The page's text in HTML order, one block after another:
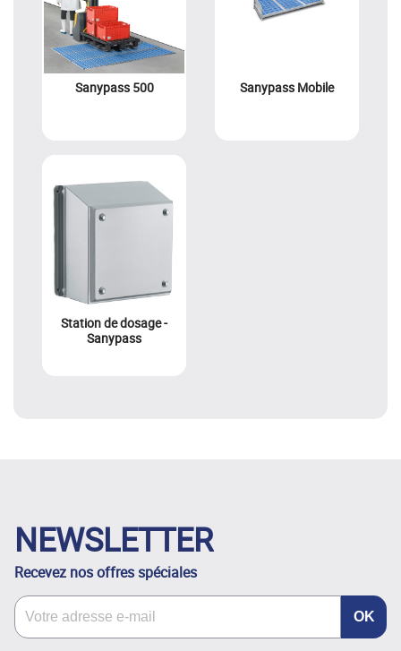
Sanypass 500 Sanypass Mobile
Station de dosage -
Sanypass
NEWSLETTER
Recevez nos offres spéciales